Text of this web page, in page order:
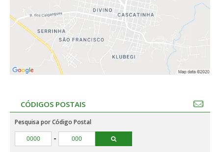
CÓDIGOS POSTAIS
Pesquisa por Código Postal
-